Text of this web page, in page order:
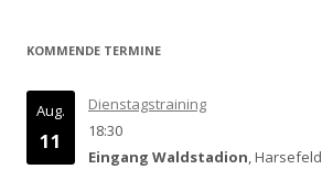
KOMMENDE TERMINE
Aug.
11
Dienstagstraining
18:30
Eingang Waldstadion, Harsefeld